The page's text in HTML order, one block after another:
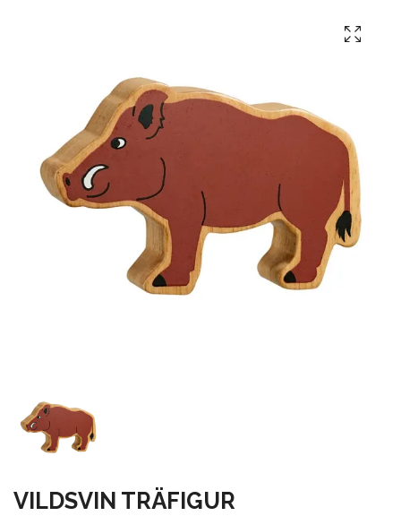
VILDSVIN TRÄFIGUR